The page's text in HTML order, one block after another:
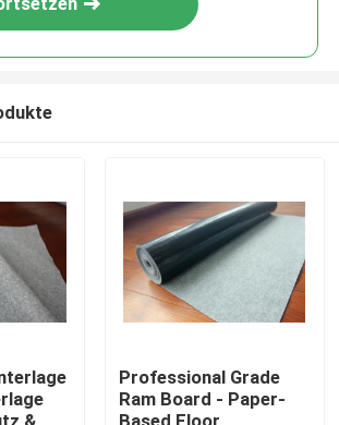
Professional Grade
Ram Board - Paper-